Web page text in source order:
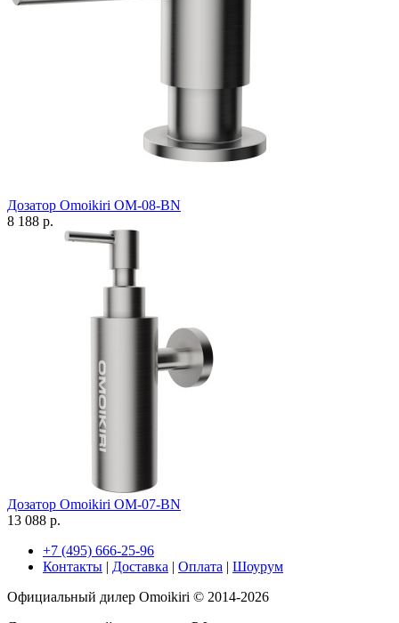
Дозатор Omoikiri OM-08-BN
8 188 р.
Дозатор Omoikiri OM-07-BN
13 088 р.
+7 (495) 666-25-96
Контакты | Доставка | Оплата | Шоурум
Официальный дилер Omoikiri © 2014-2026